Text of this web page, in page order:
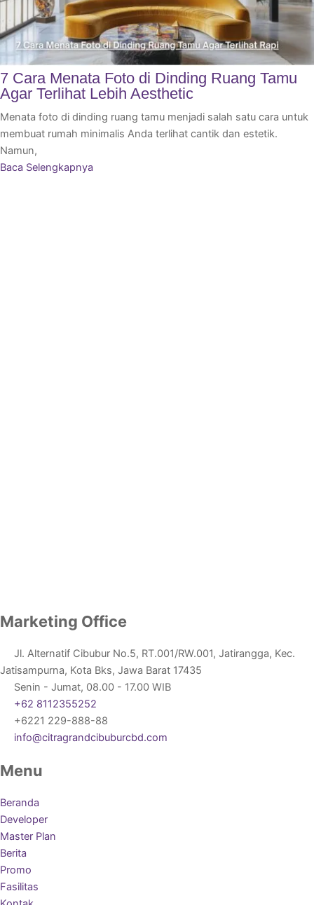
7 Cara Menata Foto di Dinding Ruang Tamu
Agar Terlihat Lebih Aesthetic
Menata foto di dinding ruang tamu menjadi salah satu cara untuk
membuat rumah minimalis Anda terlihat cantik dan estetik.
Namun,
Baca Selengkapnya
Marketing Office
Jl. Alternatif Cibubur No.5, RT.001/RW.001, Jatirangga, Kec.
Jatisampurna, Kota Bks, Jawa Barat 17435
Senin - Jumat, 08.00 - 17.00 WIB
+62 8112355252
+6221 229-888-88
info@citragrandcibuburcbd.com
Menu
Beranda
Developer
Master Plan
Berita
Promo
Fasilitas